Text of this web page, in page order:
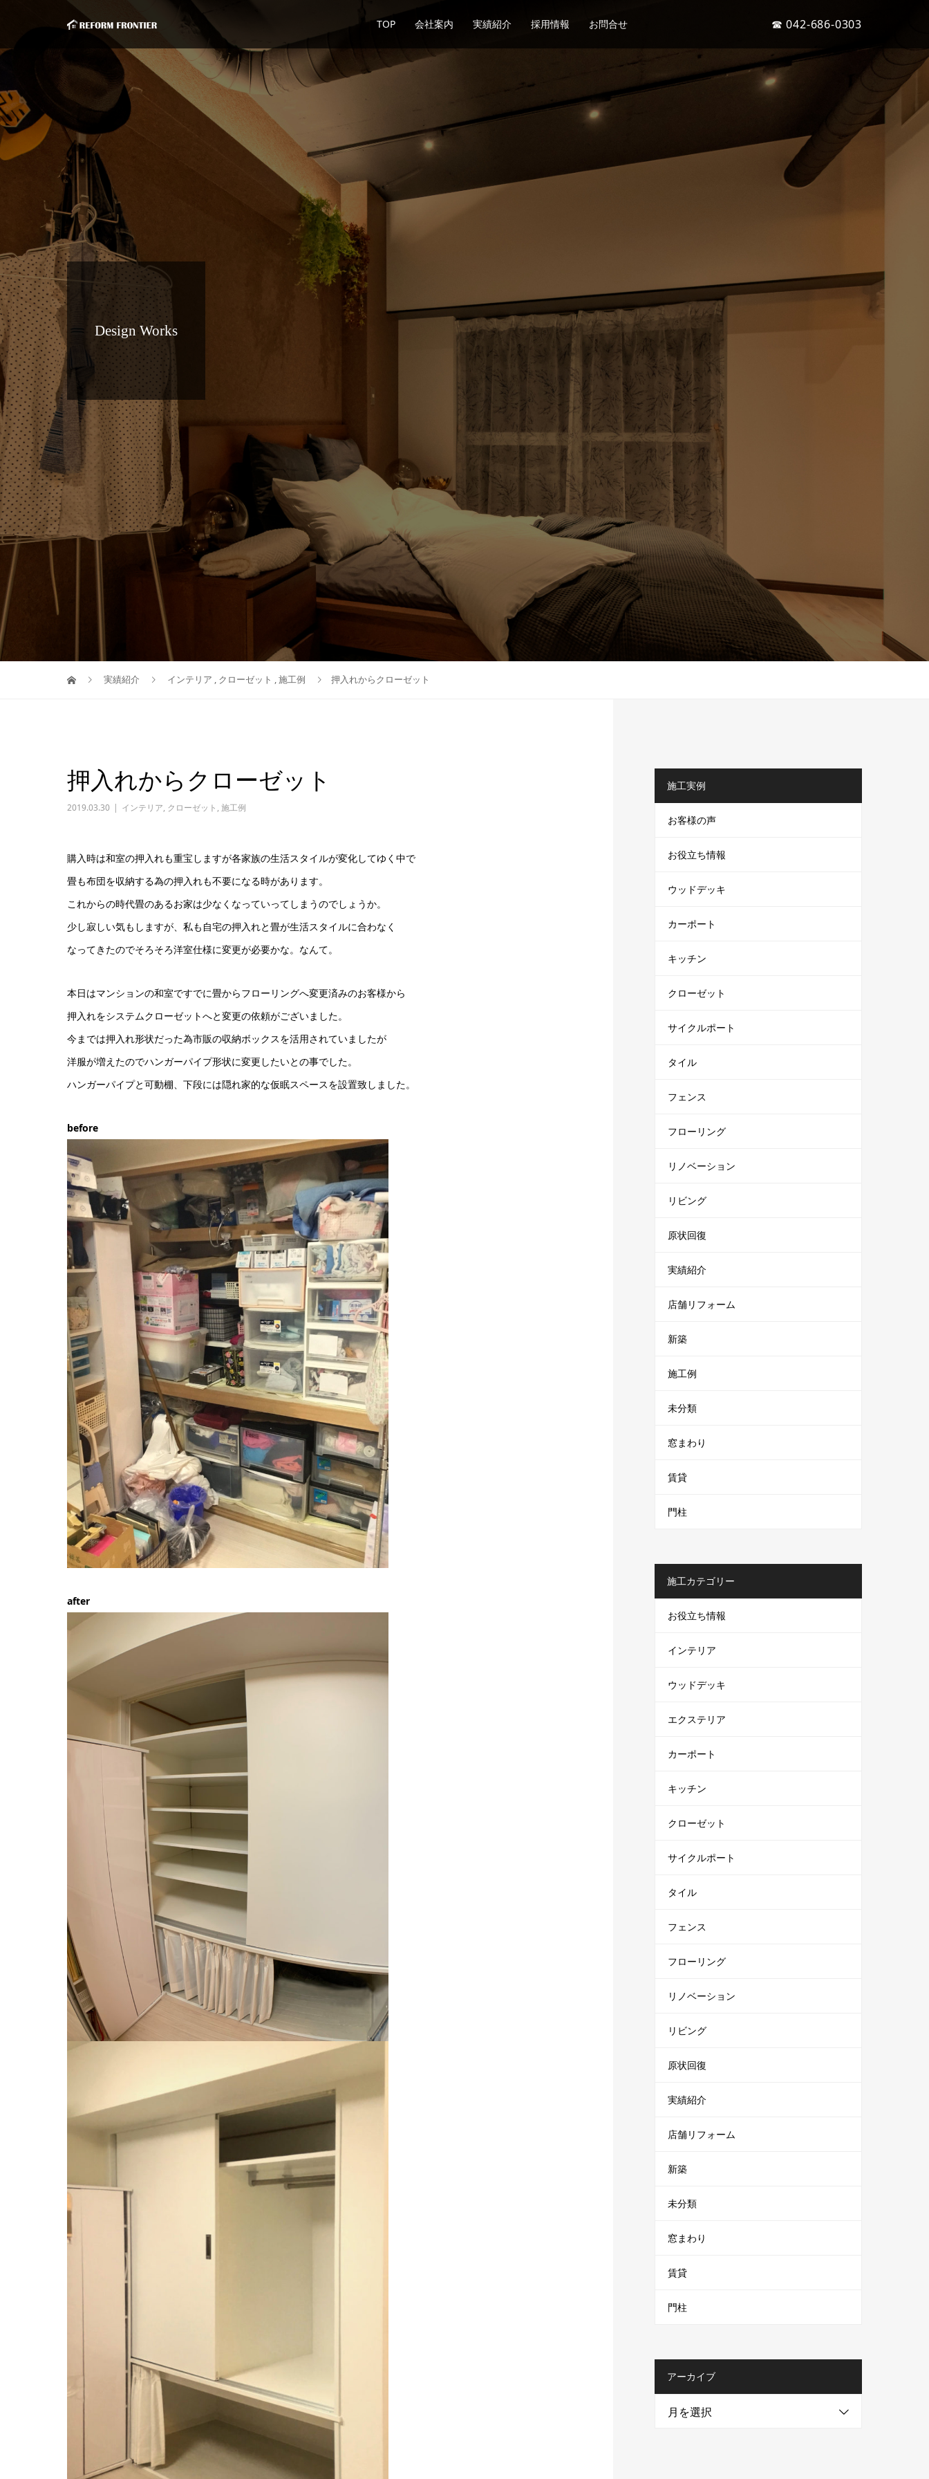
TOP 会社案内 実績紹介 採用情報 お問合せ ☎ 042-686-0303
Design Works
実績紹介 インテリア , クローゼット ,施工例 押入れからクローゼット
押入れからクローゼット
2019.03.30 インテリア, クローゼット , 施工例
購入時は和室の押入れも重宝しますが各家族の生活スタイルが変化してゆく中で
畳も布団を収納する為の押入れも不要になる時があります。
これからの時代畳のあるお家は少なくなっていってしまうのでしょうか。
少し寂しい気もしますが、私も自宅の押入れと畳が生活スタイルに合わなく
なってきたのでそろそろ洋室仕様に変更が必要かな。なんて。
本日はマンションの和室ですでに畳からフローリングへ変更済みのお客様から
押入れをシステムクローゼットへと変更の依頼がございました。
今までは押入れ形状だった為市販の収納ボックスを活用されていましたが
洋服が増えたのでハンガーパイプ形状に変更したいとの事でした。
ハンガーパイプと可動棚、下段には隠れ家的な仮眠スペースを設置致しました。
before
after
施工実例
お客様の声
お役立ち情報
ウッドデッキ
カーポート
キッチン
クローゼット
サイクルポート
タイル
フェンス
フローリング
リノベーション
リビング
原状回復
実績紹介
店舗リフォーム
新築
施工例
未分類
窓まわり
賃貸
門柱
施工カテゴリー
お役立ち情報
インテリア
ウッドデッキ
エクステリア
カーポート
キッチン
クローゼット
サイクルポート
タイル
フェンス
フローリング
リノベーション
リビング
原状回復
実績紹介
店舗リフォーム
新築
未分類
窓まわり
賃貸
門柱
アーカイブ
月を選択